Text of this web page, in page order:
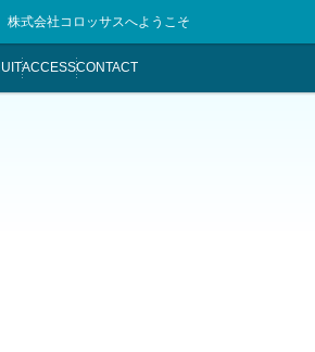
株式会社コロッサスへようこそ
ACCESSCONTACT